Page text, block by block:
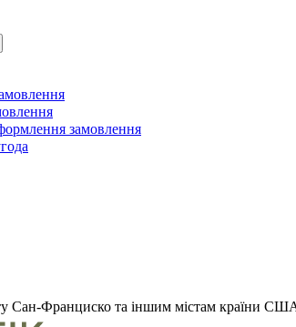
замовлення
Сан-Франциско та іншим містам країни